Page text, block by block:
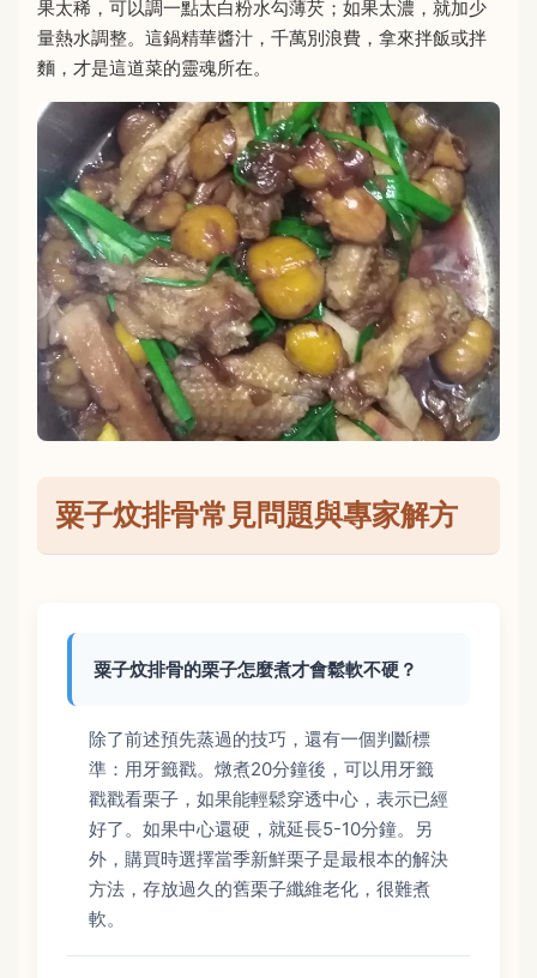
果太稀，可以調一點太白粉水勾薄芡；如果太濃，就加少
量熱水調整。這鍋精華醬汁，千萬別浪費，拿來拌飯或拌
麵，才是這道菜的靈魂所在。
粟子炆排骨常見問題與專家解方
粟子炆排骨的栗子怎麼煮才會鬆軟不硬？
除了前述預先蒸過的技巧，還有一個判斷標
準：用牙籤戳。燉煮20分鐘後，可以用牙籤
戳戳看栗子，如果能輕鬆穿透中心，表示已經
好了。如果中心還硬，就延長5-10分鐘。另
外，購買時選擇當季新鮮栗子是最根本的解決
方法，存放過久的舊栗子纖維老化，很難煮
軟。